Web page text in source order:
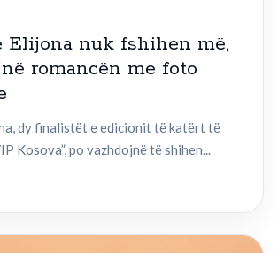
Elijona nuk fshihen më,
romancën me foto
dy finalistët e edicionit të katërt të
Kosova”, po vazhdojnë të shihen...